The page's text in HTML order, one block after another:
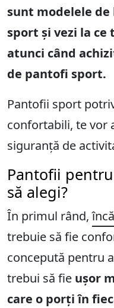
sunt modelele
sport și vezi la
atunci când
de pantofi sport.
Pantofii sport
confortabili, te vor
siguranță de
Pantofii
să alegi?
În primul rând,
trebuie să fie
concepută pentru
trebui să fie ușor
care o porți în